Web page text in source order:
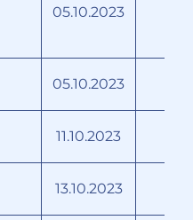
05.10.2023
05.10.2023
11.10.2023
13.10.2023